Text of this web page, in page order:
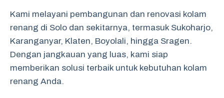
Kami melayani pembangunan dan renovasi kolam
renang di Solo dan sekitarnya, termasuk Sukoharjo,
Karanganyar, Klaten, Boyolali, hingga Sragen.
Dengan jangkauan yang luas, kami siap
memberikan solusi terbaik untuk kebutuhan kolam
renang Anda.